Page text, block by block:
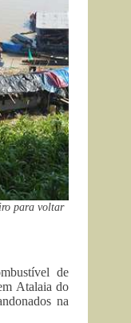
para voltar
de
Atalaia do
na